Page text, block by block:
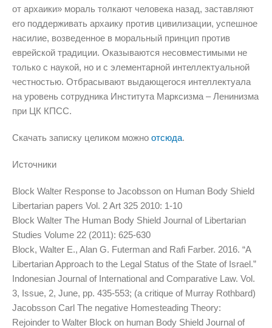
от архаики» мораль толкают человека назад, заставляют
его поддерживать архаику против цивилизации, успешное
насилие, возведенное в моральный принцип против
еврейской традиции. Оказываются несовместимыми не
только с наукой, но и с элементарной интеллектуальной
честностью. Отбрасывают выдающегося интеллектуала
на уровень сотрудника Института Марксизма – Ленинизма
при ЦК КПСС.
Скачать записку целиком можно отсюда.
Источники
Block Walter Response to Jacobsson on Human Body Shield
Libertarian papers Vol. 2 Art 325 2010: 1-10
Block Walter The Human Body Shield Journal of Libertarian
Studies Volume 22 (2011): 625-630
Block, Walter E., Alan G. Futerman and Rafi Farber. 2016. “A
Libertarian Approach to the Legal Status of the State of Israel.”
Indonesian Journal of International and Comparative Law. Vol.
3, Issue, 2, June, pp. 435-553; (a critique of Murray Rothbard)
Jacobsson Carl The negative Homesteading Theory:
Rejoinder to Walter Block on human Body Shield Journal of